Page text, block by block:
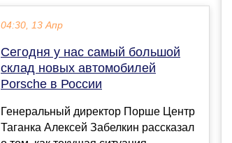
04:30, 13 Апр
Сегодня у нас самый большой
склад новых автомобилей
Porsche в России
Генеральный директор Порше Центр
Таганка Алексей Забелкин рассказал